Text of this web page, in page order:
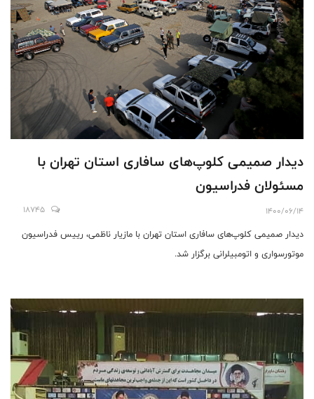
دیدار صمیمی‌ کلوپ‌های سافاری استان تهران با
مسئولان فدراسیون
1400/06/14
18745
دیدار صمیمی کلوپ‌های سافاری استان تهران با مازیار ناظمی، رییس فدراسیون
موتورسواری و اتومبیلرانی برگزار شد.